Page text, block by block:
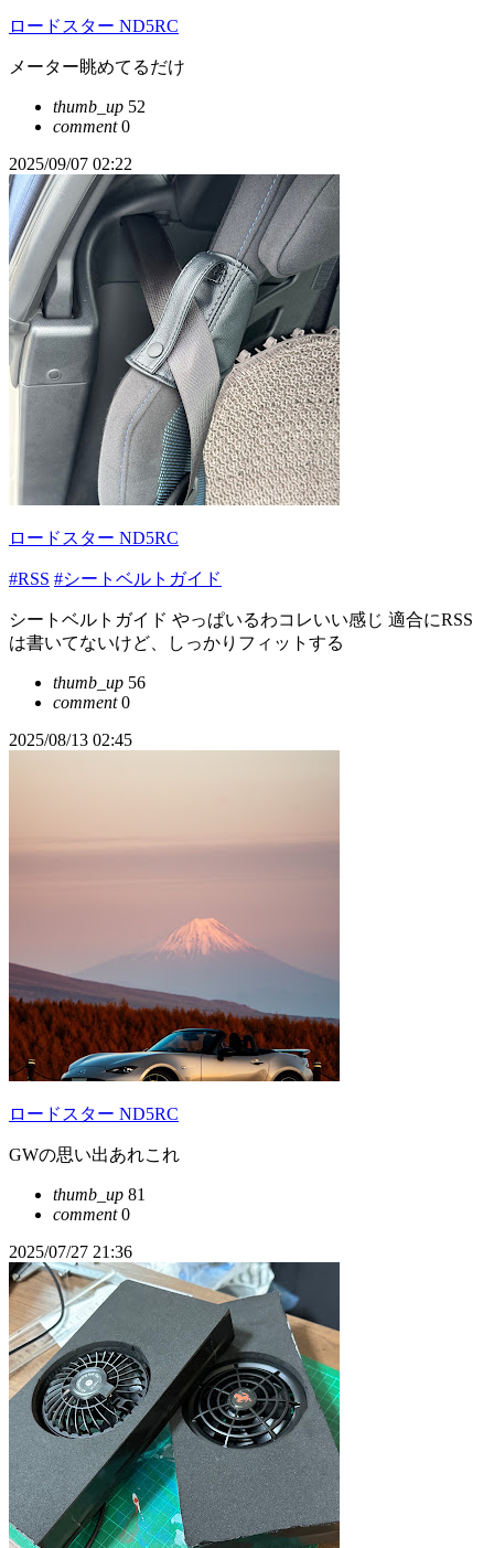
ロードスター ND5RC
メーター眺めてるだけ
thumb_up 52
comment0
2025/09/07 02:22
ロードスター ND5RC
#RSS #シートベルトガイド
シートベルトガイド やっぱいるわコレいい感じ 適合にRSS
は書いてないけど、しっかりフィットする
thumb_up 56
comment0
2025/08/13 02:45
ロードスター ND5RC
GWの思い出あれこれ
thumb_up 81
comment0
2025/07/27 21:36